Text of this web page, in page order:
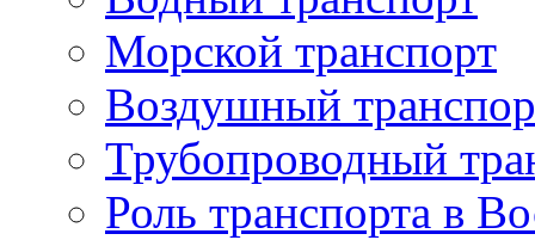
Морской транспорт
Воздушный
Трубопроводный
Роль транспорта в